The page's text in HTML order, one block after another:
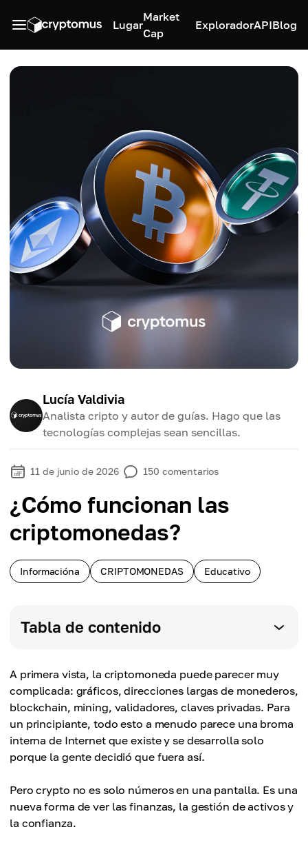
Lugar
Market
Cap
ExploradorAPIBlog
Lucía Valdivia
Analista cripto y autor de guías. Hago que las
tecnologías complejas sean sencillas.
11 de junio de 2026 150 comentarios
¿Cómo funcionan las
criptomonedas?
Informacióna CRIPTOMONEDAS Educativo
Tabla de contenido
A primera vista, la criptomoneda puede parecer muy
complicada: gráficos, direcciones largas de monederos,
blockchain, mining, validadores, claves privadas. Para
un principiante, todo esto a menudo parece una broma
interna de Internet que existe y se desarrolla solo
porque la gente decidió que fuera así.
Pero crypto no es solo números en una pantalla. Es una
nueva forma de ver las finanzas, la gestión de activos y
la confianza.